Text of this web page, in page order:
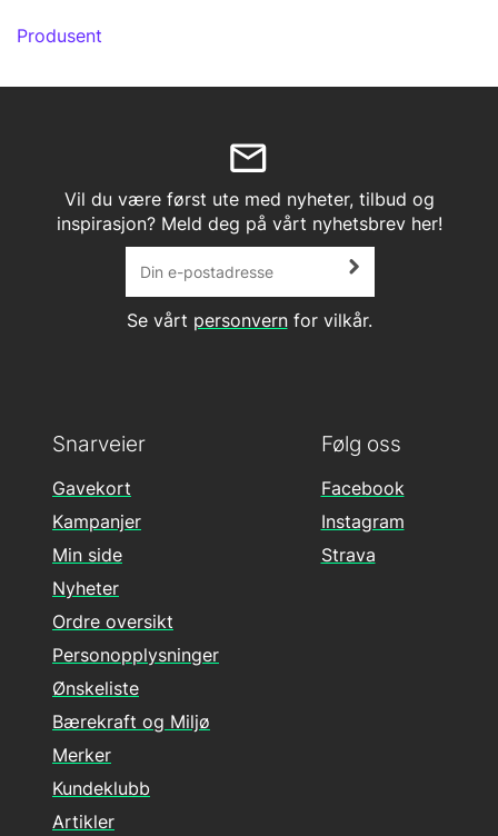
Produsent
Vil du være først ute med nyheter, tilbud og
inspirasjon? Meld deg på vårt nyhetsbrev her!
Se vårt personvernfor vilkår.
Følg oss
Facebook
Instagram
Strava
Snarveier
Gavekort
Kampanjer
Min side
Nyheter
Ordre oversikt
Personopplysninger
Ønskeliste
Bærekraft og Miljø
Merker
Kundeklubb
Artikler